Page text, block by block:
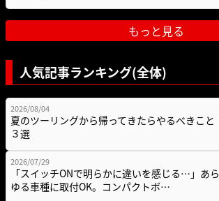
もっと見る
人気記事ランキング(全体)
2026/08/04
夏のツーリングから帰ってきたらやるべきこと
３選
2026/07/29
「スイッチONで明らかに違いを感じる…」あら
ゆる車種に取付OK。コンパクトボ…